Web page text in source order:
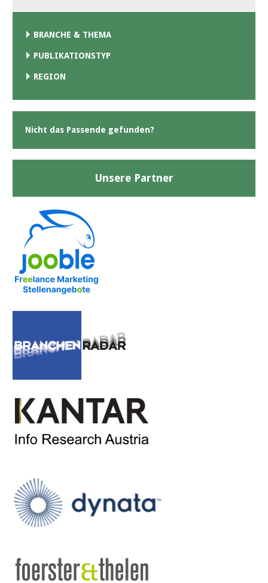
BRANCHE & THEMA
PUBLIKATIONSTYP
REGION
Nicht das Passende gefunden?
Unsere Partner